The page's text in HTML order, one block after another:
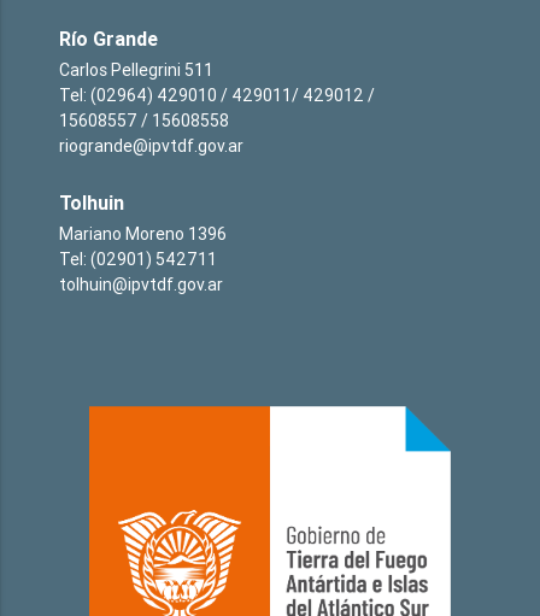
Río Grande
Carlos Pellegrini 511
Tel: (02964) 429010 / 429011/ 429012 /
15608557 / 15608558
riogrande@ipvtdf.gov.ar
Tolhuin
Mariano Moreno 1396
Tel: (02901) 542711
tolhuin@ipvtdf.gov.ar